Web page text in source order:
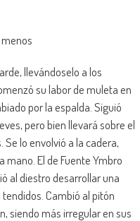
llevándoselo a los
su labor de muleta en
por la espalda. Siguió
pero bien llevará sobre el
lo envolvió a la cadera,
mano. El de Fuente Ymbro
al diestro desarrollar una
Cambió al pitón
siendo más irregular en sus